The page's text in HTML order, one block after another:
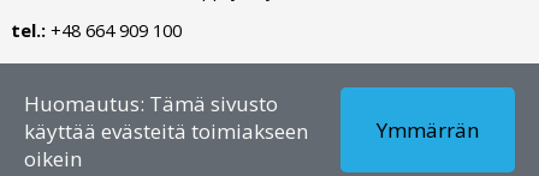
tel.:+48 664 909 100
Tekijänoikeus © 2026 - FI – Dianormet - Kaikki oikeudet
pidätetään
Huomautus: Tämä sivusto
käyttää evästeitä toimiakseen
oikein
Ymmärrän